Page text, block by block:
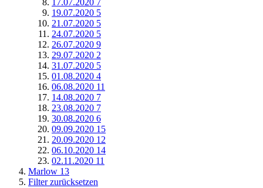
17.07.2020 7
19.07.2020 5
21.07.2020 5
24.07.2020 5
26.07.2020 9
29.07.2020 2
31.07.2020 5
01.08.2020 4
06.08.2020 11
14.08.2020 7
23.08.2020 7
30.08.2020 6
09.09.2020 15
20.09.2020 12
06.10.2020 14
02.11.2020 11
Marlow 13
Filter zurücksetzen